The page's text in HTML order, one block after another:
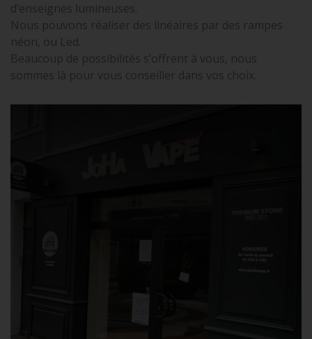
d’enseignes lumineuses.
Nous pouvons réaliser des linéaires par des rampes
néon, ou Led.
Beaucoup de possibilités s’offrent à vous, nous
sommes là pour vous conseiller dans vos choix.